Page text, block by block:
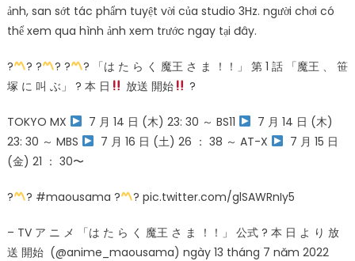
ảnh, san sớt tác phẩm tuyệt vời của studio 3Hz. người chơi có
thể xem qua hình ảnh xem trước ngay tại đây.
? ? ? ? ?
? 「は た ら く 魔王 さ ま ！！」 第 1 話 「魔王 、 笹
塚 に 叫 ぶ」 ? 本 日
放送 開始 ?
TOKYO MX ︎ 7 月 14 日 (木) 23: 30 ～ BS11
︎ 7 月 14 日 (木)
23: 30 ～ MBS
︎ 7 月 16 日 (土) 26 ： 38 ～ AT-X
︎ 7 月 15 日
(金) 21 ： 30〜
? ? #maousama ? ? pic.twitter.com/glSAWRnIy5
– TV ア ニ メ 「は た ら く 魔王 さ ま ！！」 公式 ? 本 日 よ り 放
送 開始 ️ (@anime_maousama) ngày 13 tháng 7 năm 2022